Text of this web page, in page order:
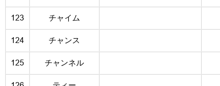
123 チャイム
124 チャンス
125 チャンネル